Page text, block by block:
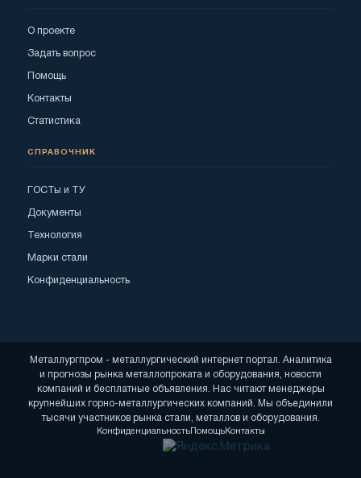
О проекте
Задать вопрос
Помощь
Контакты
Статистика
СПРАВОЧНИК
ГОСТы и ТУ
Документы
Технология
Марки стали
Конфиденциальность
Металлургпром - металлургический интернет портал. Аналитика
и прогнозы рынка металлопроката и оборудования, новости
компаний и бесплатные объявления. Нас читают менеджеры
крупнейших горно-металлургических компаний. Мы объединили
тысячи участников рынка стали, металлов и оборудования.
КонфиденциальностьПомощьКонтакты